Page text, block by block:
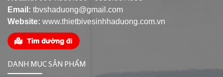
Email: tbvshaduong@gmail.com
Website: www.thietbivesinhhaduong.com.vn
DANH MỤC SẢN PHẨM